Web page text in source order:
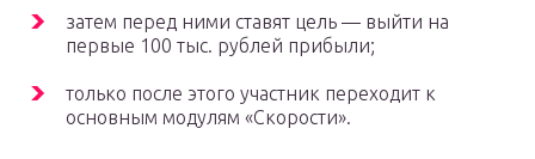
затем перед ними ставят цель — выйти на
первые 100 тыс. рублей прибыли;
только после этого участник переходит к
основным модулям «Скорости».